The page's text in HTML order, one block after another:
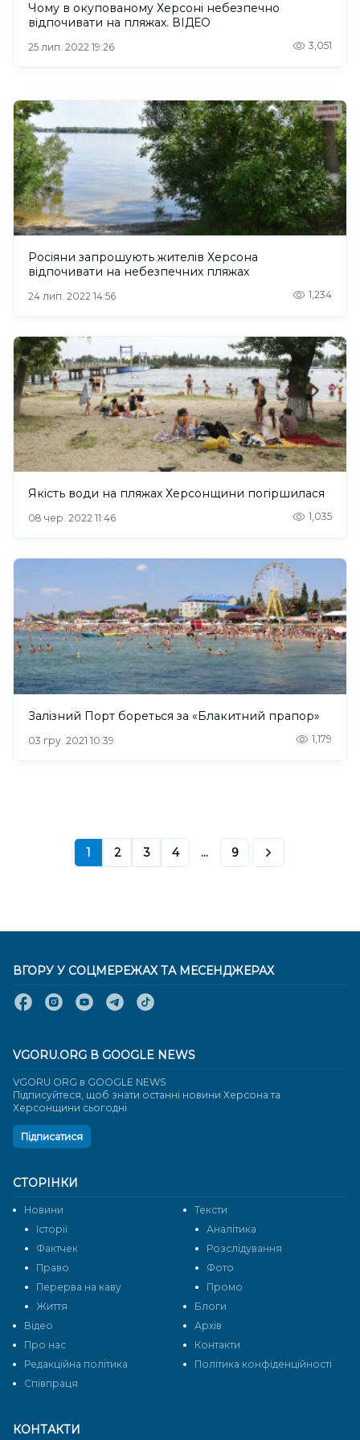
Чому в окупованому Херсоні небезпечно
відпочивати на пляжах. ВІДЕО
25 лип. 2022 19:26 3,051
Росіяни запрошують жителів Херсона
відпочивати на небезпечних пляжах
24 лип. 2022 14:56 1,234
Якість води на пляжах Херсонщини погіршилася
08 чер. 2022 11:46 1,035
Залізний Порт бореться за «Блакитний прапор»
03 гру. 2021 10:39 1,179
1 2 3 4 ... 9
КОНТАКТИ
СТОРІНКИ
Новини
Тексти
Історії
Аналітика
Фактчек
Розслідування
Право
Фото
Перерва на каву
Промо
Життя
Блоги
Відео
Архів
Про нас
Контакти
Редакційна політика
Політика конфіденційності
Cпівпраця
ВГОРУ У СОЦМЕРЕЖАХ ТА МЕСЕНДЖЕРАХ
VGORU.ORG В GOOGLE NEWS
VGORU.ORG в GOOGLE NEWS
Підписуйтеся, щоб знати останні новини Херсона та
Херсонщини сьогодні
Підписатися